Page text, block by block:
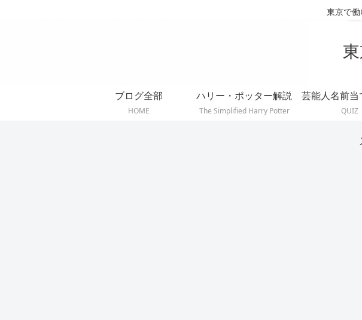
東京で
ブログ全部
HOME
ハリー・ポッター解説
The Simplified Harry Potter
芸能人名前当
QUIZ